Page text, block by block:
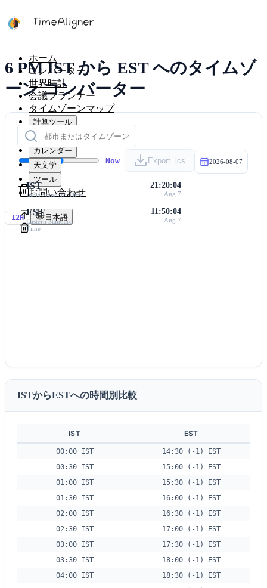
ホーム
コンバーター
世界時計
会議プランナー
タイムゾーンマップ
計算ツール
タイマー
カレンダー
天文学
ツール
お問い合わせ
12H 日本語
6 PM IST から EST へのタイムゾ
ーン コンバーター
Now Export .ics 2026-08-07
IST
India Standard Time
21:20:04
Aug 7
EST
Eastern Standard
Time
11:50:04
Aug 7
ISTからESTへの時間別比較
IST EST
00:00 IST
14:30 (-1) EST
00:30 IST
15:00 (-1) EST
01:00 IST
15:30 (-1) EST
01:30 IST
16:00 (-1) EST
02:00 IST
16:30 (-1) EST
02:30 IST
17:00 (-1) EST
03:00 IST
17:30 (-1) EST
03:30 IST
18:00 (-1) EST
04:00 IST
18:30 (-1) EST